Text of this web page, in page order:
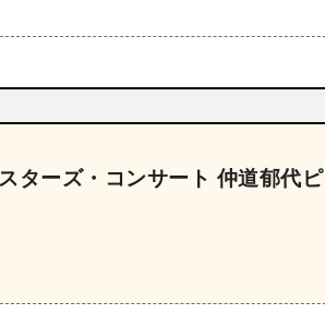
ターズ・コンサート 仲道郁代ピ